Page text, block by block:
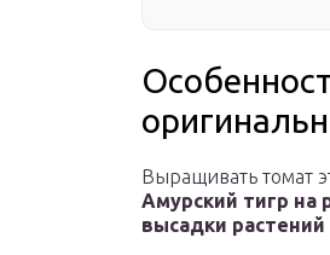
Выращивать томат
Амурский тигр на
высадки